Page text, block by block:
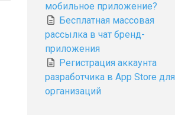
мобильное приложение?
Бесплатная массовая
рассылка в чат бренд-
приложения
Регистрация аккаунта
разработчика в App Store для
организаций